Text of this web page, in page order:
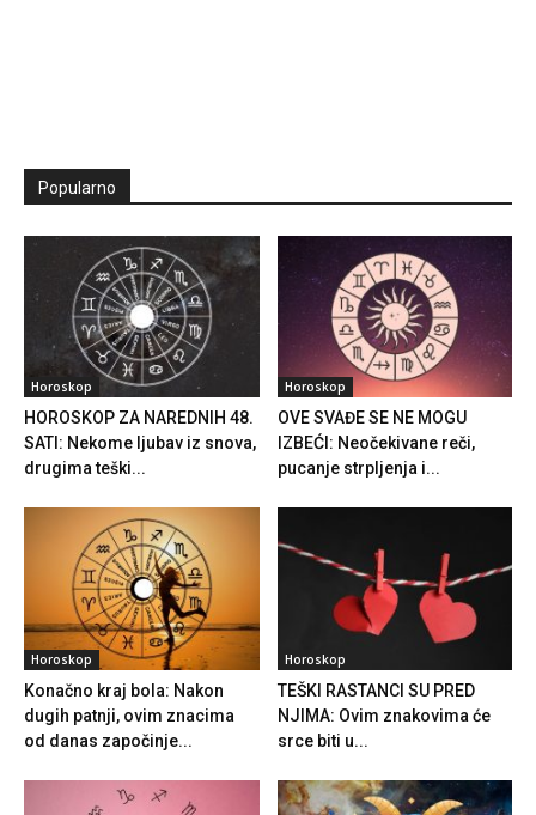
Popularno
Horoskop
HOROSKOP ZA NAREDNIH 48.
SATI: Nekome ljubav iz snova,
drugima teški...
Horoskop
OVE SVAĐE SE NE MOGU
IZBEĆI: Neočekivane reči,
pucanje strpljenja i...
Horoskop
Konačno kraj bola: Nakon
dugih patnji, ovim znacima
od danas započinje...
Horoskop
TEŠKI RASTANCI SU PRED
NJIMA: Ovim znakovima će
srce biti u...